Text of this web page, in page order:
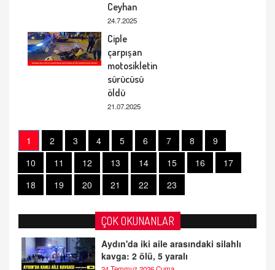
Ceyhan
24.7.2025
Ciple
çarpışan
motosikletin
sürücüsü
öldü
21.07.2025
1 2 3 4 5 6 7 8
9
10
11 12 13 14 15 16
17
18
19 20 21 22 23
ÇOK OKUNANLAR
Aydın'da iki aile arasındaki silahlı
kavga: 2 ölü, 5 yaralı